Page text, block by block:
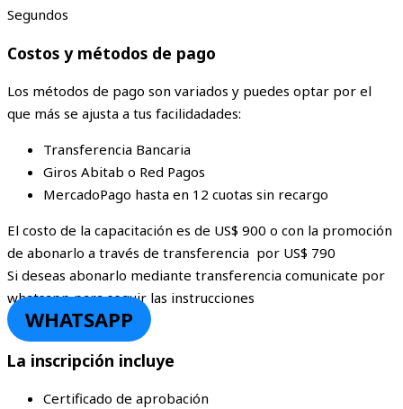
Segundos
Costos y métodos de pago
Los métodos de pago son variados y puedes optar por el
que más se ajusta a tus facilidadades:
Transferencia Bancaria
Giros Abitab o Red Pagos
MercadoPago hasta en 12 cuotas sin recargo
El costo de la capacitación es de US$ 900 o con la promoción
de abonarlo a través de transferencia por US$ 790
Si deseas abonarlo mediante transferencia comunicate por
whatsapp para seguir las instrucciones
WHATSAPP
La inscripción incluye
Certificado de aprobación